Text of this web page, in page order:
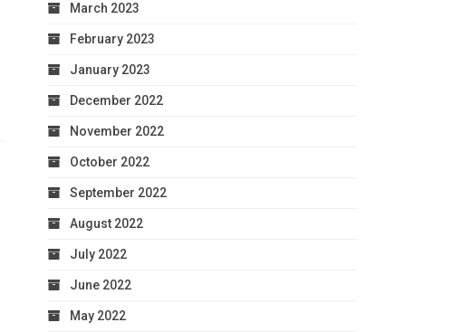
March 2023
February 2023
January 2023
December 2022
November 2022
October 2022
September 2022
August 2022
July 2022
June 2022
May 2022